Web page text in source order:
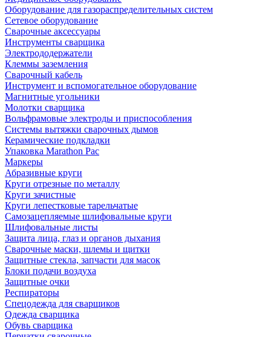
Оборудование для газораспределительных систем
Сетевое оборудование
Сварочные аксессуары
Инструменты сварщика
Электрододержатели
Клеммы заземления
Сварочный кабель
Инструмент и вспомогательное оборудование
Магнитные угольники
Молотки сварщика
Вольфрамовые электроды и приспособления
Системы вытяжки сварочных дымов
Керамические подкладки
Упаковка Marathon Pac
Маркеры
Абразивные круги
Круги отрезные по металлу
Круги зачистные
Круги лепестковые тарельчатые
Самозацепляемые шлифовальные круги
Шлифовальные листы
Защита лица, глаз и органов дыхания
Сварочные маски, шлемы и щитки
Защитные стекла, запчасти для масок
Блоки подачи воздуха
Защитные очки
Респираторы
Спецодежда для сварщиков
Одежда сварщика
Обувь сварщика